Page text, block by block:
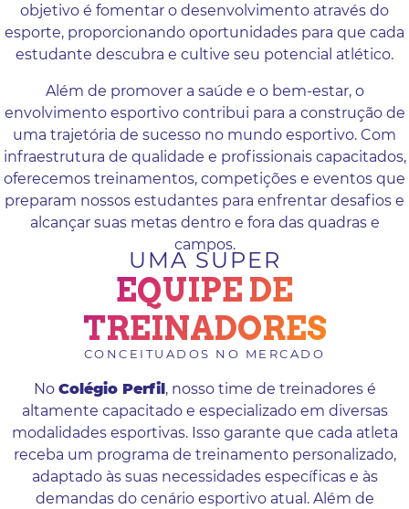
objetivo é fomentar o desenvolvimento através do
esporte, proporcionando oportunidades para que cada
estudante descubra e cultive seu potencial atlético.
Além de promover a saúde e o bem-estar, o
envolvimento esportivo contribui para a construção de
uma trajetória de sucesso no mundo esportivo. Com
infraestrutura de qualidade e profissionais capacitados,
oferecemos treinamentos, competições e eventos que
preparam nossos estudantes para enfrentar desafios e
alcançar suas metas dentro e fora das quadras e
campos.
UMA SUPER
EQUIPE DE
TREINADORES
CONCEITUADOS NO MERCADO
No Colégio Perfil, nosso time de treinadores é
altamente capacitado e especializado em diversas
modalidades esportivas. Isso garante que cada atleta
receba um programa de treinamento personalizado,
adaptado às suas necessidades específicas e às
demandas do cenário esportivo atual. Além de